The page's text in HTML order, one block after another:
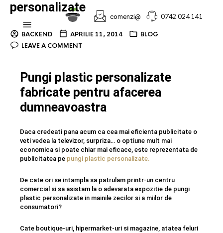
comenzi@ 0742.024.141
personalizate
BACKEND APRILIE 11, 2014
BLOG
LEAVE A COMMENT
Pungi plastic personalizate
fabricate pentru afacerea
dumneavoastra
Daca credeati pana acum ca cea mai eficienta publicitate o
veti vedea la televizor, surpriza… o optiune mult mai
economica si poate chiar mai eficace, este reprezentata de
publicitatea pe pungi plastic personalizate.
De cate ori se intampla sa patrulam printr-un centru
comercial si sa asistam la o adevarata expozitie de pungi
plastic personalizate in mainile zecilor si a miilor de
consumatori?
Cate boutique-uri, hipermarket-uri si magazine, atatea feluri